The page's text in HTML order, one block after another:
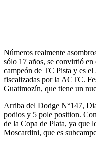
Números realmente
sólo 17 años, se convirtió en
campeón de TC Pista y es el
fiscalizadas por la ACTC.
Guatimozín, que tiene un
Arriba del Dodge N°147,
podios y 5 pole position.
de la Copa de Plata, ya que
Moscardini, que es